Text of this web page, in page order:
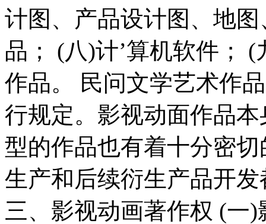
计图、产品设计图、地
品； (八)计’算机软件；
作品。 民问文学艺术作
行规定。影视动面作品
型的作品也有着十分密
生产和后续衍生产品开
三、影视动画著作权 (一